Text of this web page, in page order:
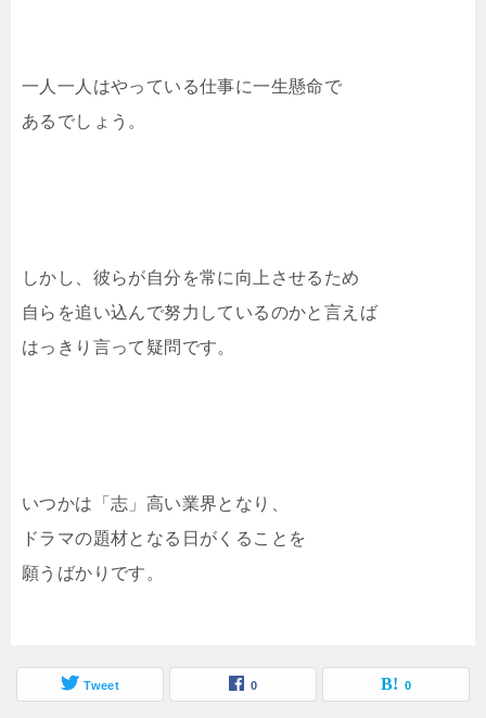
一人一人はやっている仕事に一生懸命で
あるでしょう。
しかし、彼らが自分を常に向上させるため
自らを追い込んで努力しているのかと言えば
はっきり言って疑問です。
いつかは「志」高い業界となり、
ドラマの題材となる日がくることを
願うばかりです。
Tweet 0 0